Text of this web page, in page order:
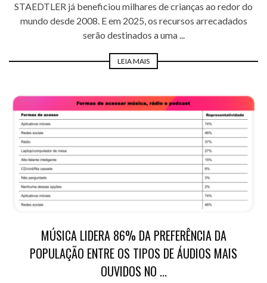
STAEDTLER já beneficiou milhares de crianças ao redor do
mundo desde 2008. E em 2025, os recursos arrecadados
serão destinados a uma ...
LEIA MAIS
MÚSICA LIDERA 86% DA PREFERÊNCIA DA
POPULAÇÃO ENTRE OS TIPOS DE ÁUDIOS MAIS
OUVIDOS NO ...